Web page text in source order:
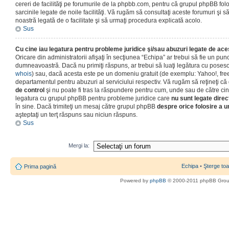
cereri de facilităţi pe forumurile de la phpbb.com, pentru că grupul phpBB
sarcinile legate de noile facilităţi. Vă rugăm să consultaţi aceste forumuri şi
noastră legată de o facilitate şi să urmaţi procedura explicată acolo.
Sus
Cu cine iau legatura pentru probleme juridice şi/sau abuzuri legate de
Oricare din administratorii afişaţi în secţiunea “Echipa” ar trebui să fie un
dumneavoastră. Dacă nu primiţi răspuns, ar trebui să luaţi legătura cu
whois) sau, dacă acesta este pe un domeniu gratuit (de exemplu: Yahoo!,
departamentul pentru abuzuri al serviciului respectiv. Vă rugăm să reţineţi
de control şi nu poate fi tras la răspundere pentru cum, unde sau de către
legatura cu grupul phpBB pentru probleme juridice care nu sunt legate
în sine. Dacă trimiteţi un mesaj către grupul phpBB despre orice folosire a
aşteptaţi un terţ răspuns sau niciun răspuns.
Sus
Mergi la:
Prima pagină Echipa • Şterge
Powered by phpBB © 2000-2011 phpBB